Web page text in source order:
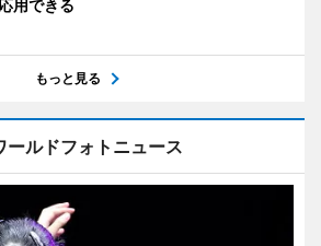
用できる
もっと見る
ールドフォトニュース